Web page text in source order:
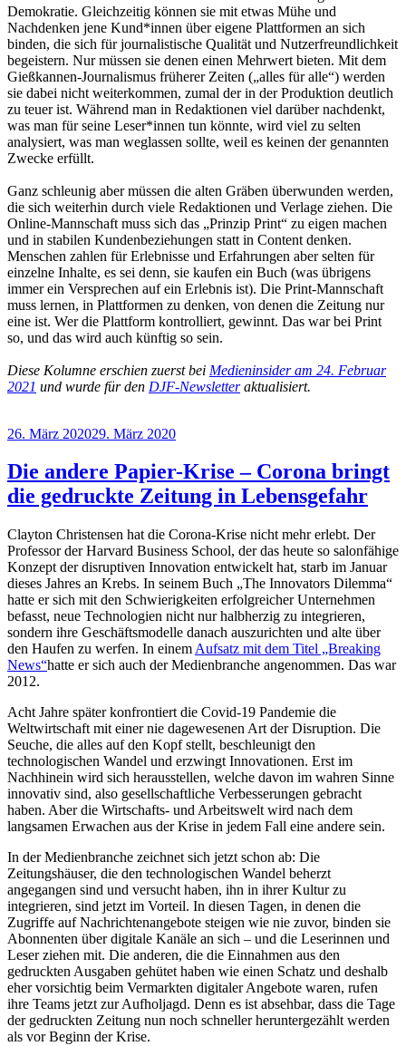
Demokratie. Gleichzeitig können sie mit etwas Mühe und
Nachdenken jene Kund*innen über eigene Plattformen an sich
binden, die sich für journalistische Qualität und Nutzerfreundlichkeit
begeistern. Nur müssen sie denen einen Mehrwert bieten. Mit dem
Gießkannen-Journalismus früherer Zeiten („alles für alle“) werden
sie dabei nicht weiterkommen, zumal der in der Produktion deutlich
zu teuer ist. Während man in Redaktionen viel darüber nachdenkt,
was man für seine Leser*innen tun könnte, wird viel zu selten
analysiert, was man weglassen sollte, weil es keinen der genannten
Zwecke erfüllt.
Ganz schleunig aber müssen die alten Gräben überwunden werden,
die sich weiterhin durch viele Redaktionen und Verlage ziehen. Die
Online-Mannschaft muss sich das „Prinzip Print“ zu eigen machen
und in stabilen Kundenbeziehungen statt in Content denken.
Menschen zahlen für Erlebnisse und Erfahrungen aber selten für
einzelne Inhalte, es sei denn, sie kaufen ein Buch (was übrigens
immer ein Versprechen auf ein Erlebnis ist). Die Print-Mannschaft
muss lernen, in Plattformen zu denken, von denen die Zeitung nur
eine ist. Wer die Plattform kontrolliert, gewinnt. Das war bei Print
so, und das wird auch künftig so sein.
Diese Kolumne erschien zuerst bei Medieninsider am 24. Februar
2021 und wurde für den DJF-Newsletteraktualisiert.
Veröffentlicht
26. März 202029. März 2020
Die andere Papier-Krise – Corona bringt
die gedruckte Zeitung in Lebensgefahr
Clayton Christensen hat die Corona-Krise nicht mehr erlebt. Der
Professor der Harvard Business School, der das heute so salonfähige
Konzept der disruptiven Innovation entwickelt hat, starb im Januar
dieses Jahres an Krebs. In seinem Buch „The Innovators Dilemma“
hatte er sich mit den Schwierigkeiten erfolgreicher Unternehmen
befasst, neue Technologien nicht nur halbherzig zu integrieren,
sondern ihre Geschäftsmodelle danach auszurichten und alte über
den Haufen zu werfen. In einem Aufsatz mit dem Titel „Breaking
News“hatte er sich auch der Medienbranche angenommen. Das war
2012.
Acht Jahre später konfrontiert die Covid-19 Pandemie die
Weltwirtschaft mit einer nie dagewesenen Art der Disruption. Die
Seuche, die alles auf den Kopf stellt, beschleunigt den
technologischen Wandel und erzwingt Innovationen. Erst im
Nachhinein wird sich herausstellen, welche davon im wahren Sinne
innovativ sind, also gesellschaftliche Verbesserungen gebracht
haben. Aber die Wirtschafts- und Arbeitswelt wird nach dem
langsamen Erwachen aus der Krise in jedem Fall eine andere sein.
In der Medienbranche zeichnet sich jetzt schon ab: Die
Zeitungshäuser, die den technologischen Wandel beherzt
angegangen sind und versucht haben, ihn in ihrer Kultur zu
integrieren, sind jetzt im Vorteil. In diesen Tagen, in denen die
Zugriffe auf Nachrichtenangebote steigen wie nie zuvor, binden sie
Abonnenten über digitale Kanäle an sich – und die Leserinnen und
Leser ziehen mit. Die anderen, die die Einnahmen aus den
gedruckten Ausgaben gehütet haben wie einen Schatz und deshalb
eher vorsichtig beim Vermarkten digitaler Angebote waren, rufen
ihre Teams jetzt zur Aufholjagd. Denn es ist absehbar, dass die Tage
der gedruckten Zeitung nun noch schneller heruntergezählt werden
als vor Beginn der Krise.